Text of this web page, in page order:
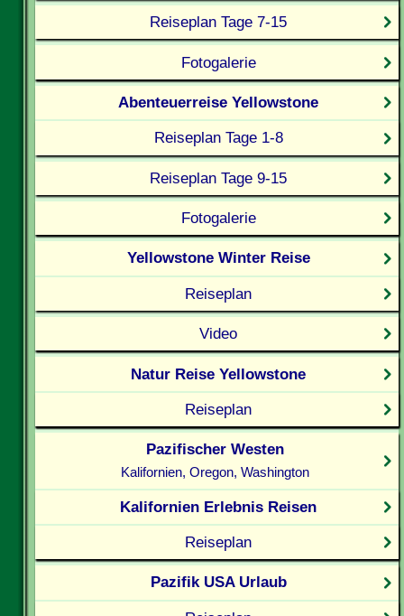
Reiseplan Tage 7-15
Fotogalerie
Abenteuerreise Yellowstone
Reiseplan Tage 1-8
Reiseplan Tage 9-15
Fotogalerie
Yellowstone Winter Reise
Reiseplan
Video
Natur Reise Yellowstone
Reiseplan
Pazifischer Westen
Kalifornien, Oregon, Washington
Kalifornien Erlebnis Reisen
Reiseplan
Pazifik USA Urlaub